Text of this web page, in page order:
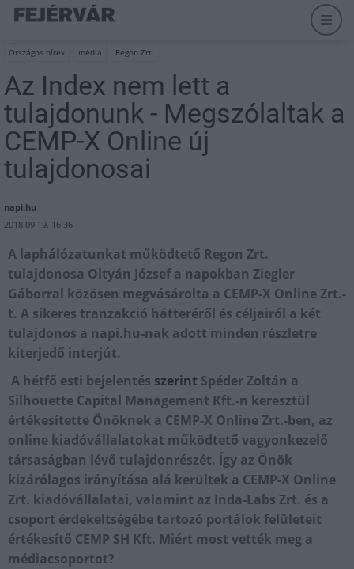
Országos hírek média Regon Zrt.
Az Index nem lett a
tulajdonunk - Megszólaltak a
CEMP-X Online új
tulajdonosai
napi.hu
2018.09.19. 16:36
A laphálózatunkat működtető Regon Zrt.
tulajdonosa Oltyán József a napokban Ziegler
Gáborral közösen megvásárolta a CEMP-X Online Zrt.-
t. A sikeres tranzakció hátteréről és céljairól a két
tulajdonos a napi.hu-nak adott minden részletre
kiterjedő interjút.
A hétfő esti bejelentés szerint Spéder Zoltán a
Silhouette Capital Management Kft.-n keresztül
értékesítette Önöknek a CEMP-X Online Zrt.-ben, az
online kiadóvállalatokat működtető vagyonkezelő
társaságban lévő tulajdonrészét. Így az Önök
kizárólagos irányítása alá kerültek a CEMP-X Online
Zrt. kiadóvállalatai, valamint az Inda-Labs Zrt. és a
csoport érdekeltségébe tartozó portálok felületeit
értékesítő CEMP SH Kft. Miért most vették meg a
médiacsoportot?